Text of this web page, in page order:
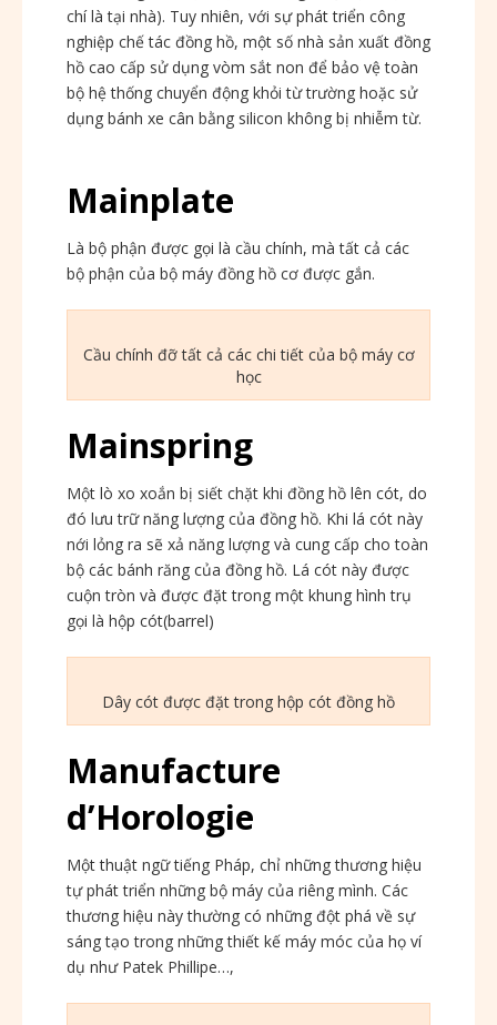
chí là tại nhà). Tuy nhiên, với sự phát triển công
nghiệp chế tác đồng hồ, một số nhà sản xuất đồng
hồ cao cấp sử dụng vòm sắt non để bảo vệ toàn
bộ hệ thống chuyển động khỏi từ trường hoặc sử
dụng bánh xe cân bằng silicon không bị nhiễm từ.
Mainplate
Là bộ phận được gọi là cầu chính, mà tất cả các
bộ phận của bộ máy đồng hồ cơ được gắn.
Cầu chính đỡ tất cả các chi tiết của bộ máy cơ
học
Mainspring
Một lò xo xoắn bị siết chặt khi đồng hồ lên cót, do
đó lưu trữ năng lượng của đồng hồ. Khi lá cót này
nới lỏng ra sẽ xả năng lượng và cung cấp cho toàn
bộ các bánh răng của đồng hồ. Lá cót này được
cuộn tròn và được đặt trong một khung hình trụ
gọi là hộp cót(barrel)
Dây cót được đặt trong hộp cót đồng hồ
Manufacture
d’Horologie
Một thuật ngữ tiếng Pháp, chỉ những thương hiệu
tự phát triển những bộ máy của riêng mình. Các
thương hiệu này thường có những đột phá về sự
sáng tạo trong những thiết kế máy móc của họ ví
dụ như Patek Phillipe…,